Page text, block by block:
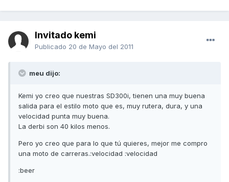
Invitado kemi
Publicado 20 de Mayo del 2011
meu dijo:
Kemi yo creo que nuestras SD300i, tienen una muy buena
salida para el estilo moto que es, muy rutera, dura, y una
velocidad punta muy buena.
La derbi son 40 kilos menos.
Pero yo creo que para lo que tú quieres, mejor me compro
una moto de carreras.:velocidad :velocidad
:beer